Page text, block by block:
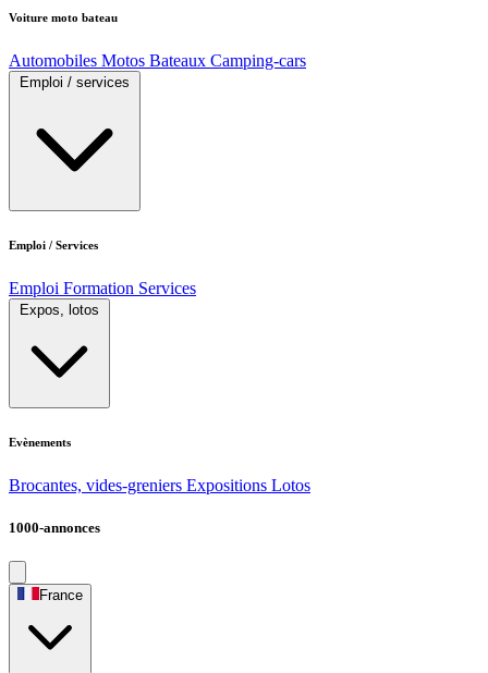
Voiture moto bateau
Automobiles Motos Bateaux Camping-cars
Emploi / services
Emploi / Services
Emploi Formation Services
Expos, lotos
Evènements
Brocantes, vides-greniers Expositions Lotos
1000-annonces
France